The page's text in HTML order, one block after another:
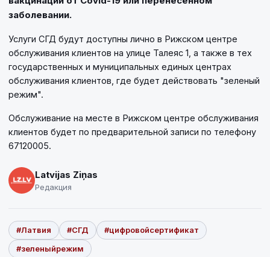
заболевании.
Услуги СГД будут доступны лично в Рижском центре
обслуживания клиентов на улице Талеяс 1, а также в тех
государственных и муниципальных единых центрах
обслуживания клиентов, где будет действовать "зеленый
режим".
Обслуживание на месте в Рижском центре обслуживания
клиентов будет по предварительной записи по телефону
67120005.
Latvijas Ziņas
Редакция
#Латвия #СГД
#цифровойсертификат
#зеленыйрежим